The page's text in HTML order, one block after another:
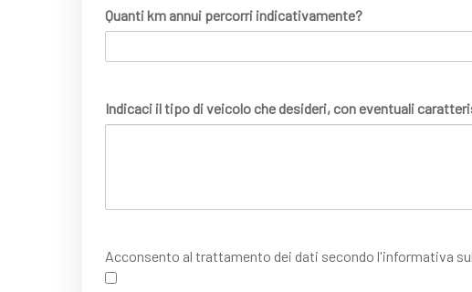
Quanti km annui percorri indicativamente?
Indicaci il tipo di veicolo che desideri, con eventuali
Acconsento al trattamento dei dati secondo l'informativa